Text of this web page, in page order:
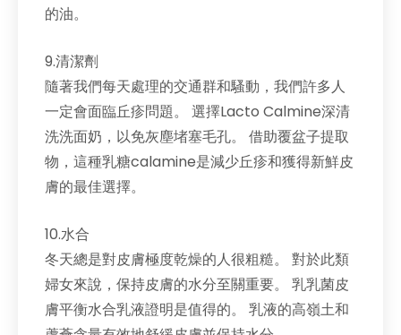
的油。
9.清潔劑
隨著我們每天處理的交通群和騷動，我們許多人
一定會面臨丘疹問題。 選擇Lacto Calmine深清
洗洗面奶，以免灰塵堵塞毛孔。 借助覆盆子提取
物，這種乳糖calamine是減少丘疹和獲得新鮮皮
膚的最佳選擇。
10.水合
冬天總是對皮膚極度乾燥的人很粗糙。 對於此類
婦女來說，保持皮膚的水分至關重要。 乳乳菌皮
膚平衡水合乳液證明是值得的。 乳液的高嶺土和